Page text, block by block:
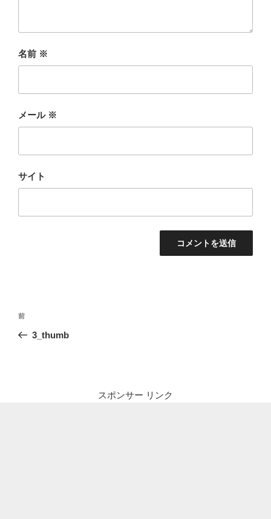
名前 ※
メール ※
サイト
投
ナ
前
の
前
3_thumb
スポンサー リンク